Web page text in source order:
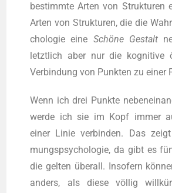
bestimm­te Arten von Struk­tu­ren
Arten von Struk­tu­ren, die die
cho­lo­gie eine Schö­ne Gestalt
letzt­lich aber nur die kogni­ti­ve
Ver­bin­dung von Punk­ten zu einer
Wenn ich drei Punk­te
wer­de ich sie im Kopf immer
einer Linie ver­bin­den. Das
mungs­psy­cho­lo­gie, da gibt es
die gel­ten über­all. Inso­fern
anders, als die­se völ­lig